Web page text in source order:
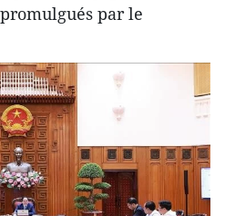
par le